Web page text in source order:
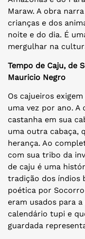
Maraw. A obra
crianças e dos
noite e do dia. É
mergulhar na
Tempo de Caju, de
Mauricio Negro
Os cajueiros
uma vez por ano. A
castanha em sua
uma outra cabaça,
herança. Ao
com sua tribo da
de caju é uma
tradição dos índios
poética por
eram usados para
calendário tupi e
guardada